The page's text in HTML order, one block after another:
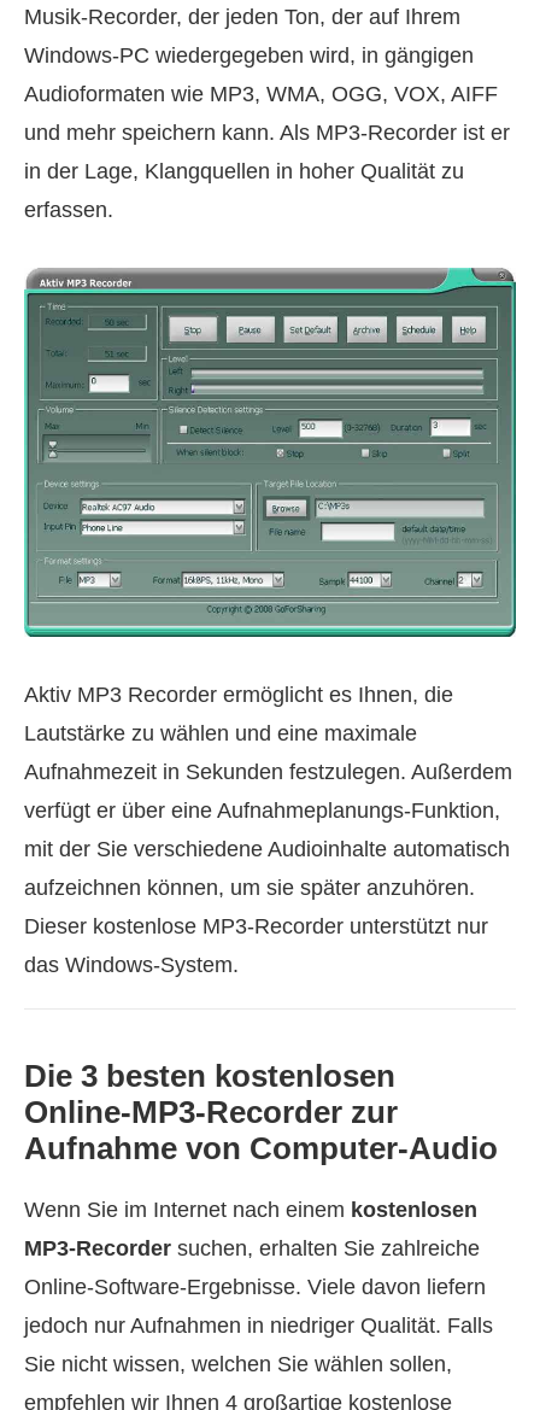
Musik‑Recorder, der jeden Ton, der auf Ihrem
Windows‑PC wiedergegeben wird, in gängigen
Audioformaten wie MP3, WMA, OGG, VOX, AIFF
und mehr speichern kann. Als MP3‑Recorder ist er
in der Lage, Klangquellen in hoher Qualität zu
erfassen.
Aktiv MP3 Recorder ermöglicht es Ihnen, die
Lautstärke zu wählen und eine maximale
Aufnahmezeit in Sekunden festzulegen. Außerdem
verfügt er über eine Aufnahmeplanungs‑Funktion,
mit der Sie verschiedene Audioinhalte automatisch
aufzeichnen können, um sie später anzuhören.
Dieser kostenlose MP3‑Recorder unterstützt nur
das Windows‑System.
Die 3 besten kostenlosen
Online‑MP3‑Recorder zur
Aufnahme von Computer‑Audio
Wenn Sie im Internet nach einem kostenlosen
MP3‑Recorder suchen, erhalten Sie zahlreiche
Online‑Software‑Ergebnisse. Viele davon liefern
jedoch nur Aufnahmen in niedriger Qualität. Falls
Sie nicht wissen, welchen Sie wählen sollen,
empfehlen wir Ihnen 4 großartige kostenlose